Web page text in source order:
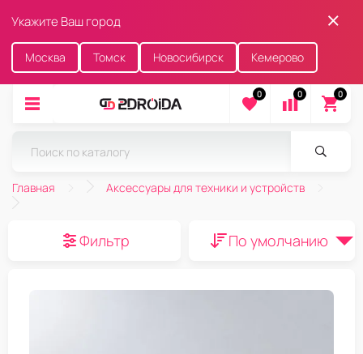
Укажите Ваш город
Москва Томск Новосибирск Кемерово
0 0 0
Главная Аксессуары для техники и устройств
Фильтр По умолчанию